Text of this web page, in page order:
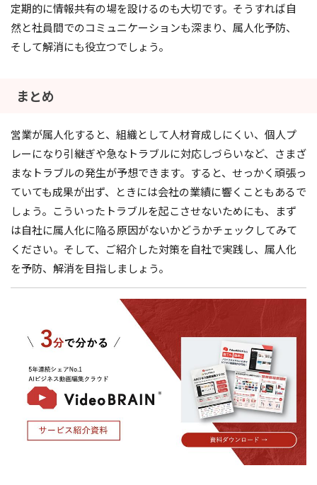
定期的に情報共有の場を設けるのも大切です。そうすれば自
然と社員間でのコミュニケーションも深まり、属人化予防、
そして解消にも役立つでしょう。
まとめ
営業が属人化すると、組織として人材育成しにくい、個人プ
レーになり引継ぎや急なトラブルに対応しづらいなど、さまざ
まなトラブルの発生が予想できます。すると、せっかく頑張っ
ていても成果が出ず、ときには会社の業績に響くこともあるで
しょう。こういったトラブルを起こさせないためにも、まず
は自社に属人化に陥る原因がないかどうかチェックしてみて
ください。そして、ご紹介した対策を自社で実践し、属人化
を予防、解消を目指しましょう。